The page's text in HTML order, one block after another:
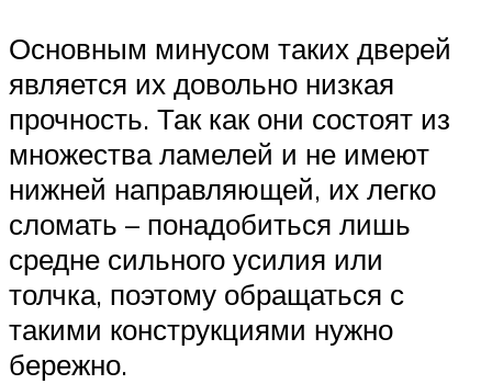
Основным минусом таких дверей
является их довольно низкая
прочность. Так как они состоят из
множества ламелей и не имеют
нижней направляющей, их легко
сломать – понадобиться лишь
средне сильного усилия или
толчка, поэтому обращаться с
такими конструкциями нужно
бережно.